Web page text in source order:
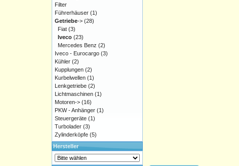
Filter
Führerhäuser (1)
Getriebe-> (28)
Fiat (3)
Iveco (23)
Mercedes Benz (2)
Iveco - Eurocargo (3)
Kühler (2)
Kupplungen (2)
Kurbelwellen (1)
Lenkgetriebe (2)
Lichtmaschinen (1)
Motoren-> (16)
PKW - Anhänger (1)
Steuergeräte (1)
Turbolader (3)
Zylinderköpfe (5)
Hersteller